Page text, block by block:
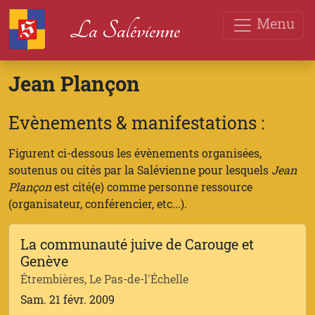
Menu
La Salévienne
Jean Plançon
Evènements & manifestations :
Figurent ci-dessous les évènements organisées,
soutenus ou cités par la Salévienne pour lesquels Jean
Plançonest cité(e) comme personne ressource
(organisateur, conférencier, etc...).
La communauté juive de Carouge et
Genève
Étrembières, Le Pas-de-l'Échelle
Sam. 21 févr. 2009